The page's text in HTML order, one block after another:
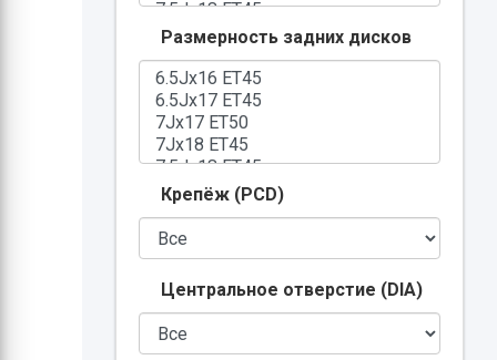
Размерность задних дисков
Крепёж (PCD)
Центральное отверстие (DIA)